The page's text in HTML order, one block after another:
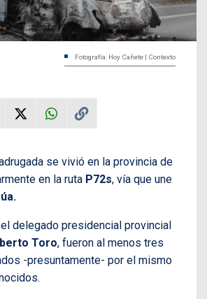
Fotografía: Hoy Cañete | Contexto
se vivió en la provincia de
en la ruta P72s, vía que une
delegado presidencial provincial
Toro, fueron al menos tres
-presuntamente- por el mismo